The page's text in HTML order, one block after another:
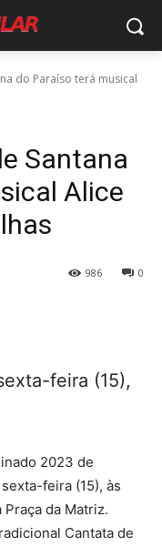
do Paraíso terá musical
Santana
Alice
0
986
feira (15),
2023 de
feira (15), às
da Matriz.
Cantata de